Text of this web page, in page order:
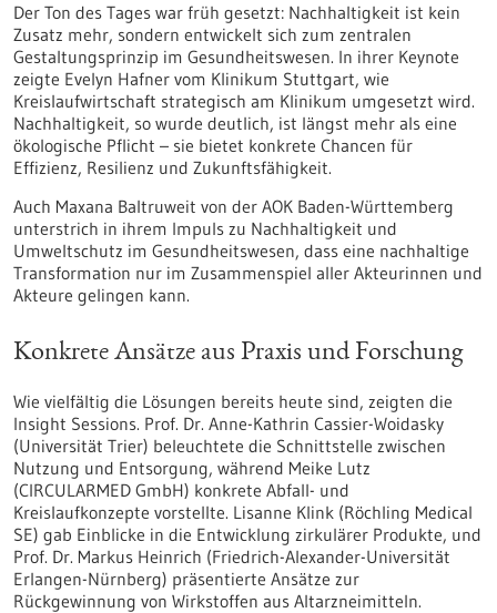
Der Ton des Tages war früh gesetzt: Nachhaltigkeit ist kein
Zusatz mehr, sondern entwickelt sich zum zentralen
Gestaltungsprinzip im Gesundheitswesen. In ihrer Keynote
zeigte Evelyn Hafner vom Klinikum Stuttgart, wie
Kreislaufwirtschaft strategisch am Klinikum umgesetzt wird.
Nachhaltigkeit, so wurde deutlich, ist längst mehr als eine
ökologische Pflicht – sie bietet konkrete Chancen für
Effizienz, Resilienz und Zukunftsfähigkeit.
Auch Maxana Baltruweit von der AOK Baden-Württemberg
unterstrich in ihrem Impuls zu Nachhaltigkeit und
Umweltschutz im Gesundheitswesen, dass eine nachhaltige
Transformation nur im Zusammenspiel aller Akteurinnen und
Akteure gelingen kann.
Konkrete Ansätze aus Praxis und Forschung
Wie vielfältig die Lösungen bereits heute sind, zeigten die
Insight Sessions. Prof. Dr. Anne-Kathrin Cassier-Woidasky
(Universität Trier) beleuchtete die Schnittstelle zwischen
Nutzung und Entsorgung, während Meike Lutz
(CIRCULARMED GmbH) konkrete Abfall- und
Kreislaufkonzepte vorstellte. Lisanne Klink (Röchling Medical
SE) gab Einblicke in die Entwicklung zirkulärer Produkte, und
Prof. Dr. Markus Heinrich (Friedrich-Alexander-Universität
Erlangen-Nürnberg) präsentierte Ansätze zur
Rückgewinnung von Wirkstoffen aus Altarzneimitteln.